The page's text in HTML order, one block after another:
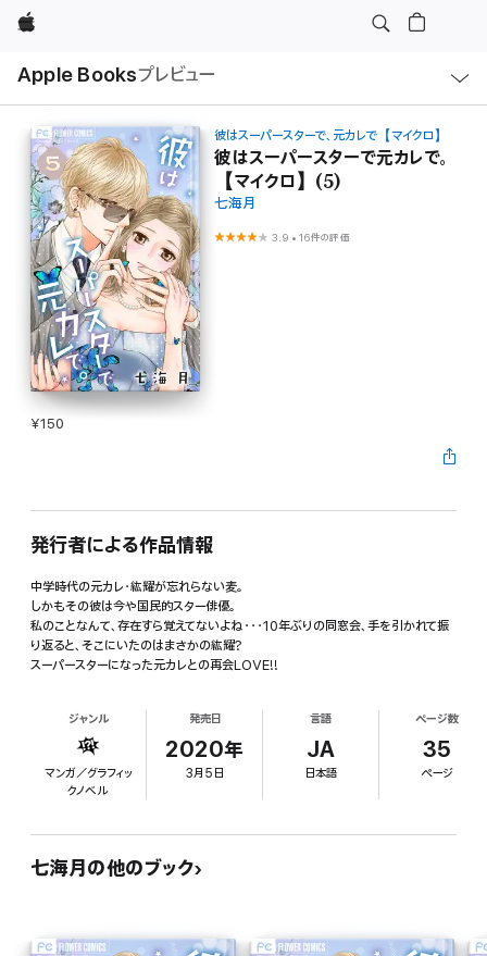
Apple
Apple Booksプレビュー
ル
彼はスーパースターで、元カレで【マイクロ】
彼はスーパースターで元カレで。
【マイクロ】(5)
七海月
3.9 •16件の評価
¥150
発行者による作品情報
中学時代の元カレ・紘耀が忘れらない麦。
しかもその彼は今や国民的スター俳優。
私のことなんて、存在すら覚えてないよね・・・10年ぶりの同窓会、手を引かれて振
り返ると、そこにいたのはまさかの紘耀?
スーパースターになった元カレとの再会LOVE!!
ジャンル
マンガ／グラフィッ
クノベル
発売日
2020年
3月5日
言語
JA
日本語
ページ数
35
ページ
七海月の他のブック